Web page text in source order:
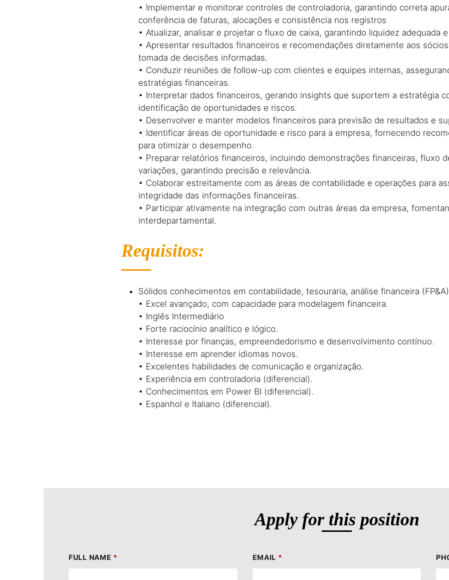
• Implementar e monitorar controles de controladoria, garantindo correta
conferência de faturas, alocações e consistência nos registros
• Atualizar, analisar e projetar o fluxo de caixa, garantindo liquidez adequada
• Apresentar resultados financeiros e recomendações diretamente aos
tomada de decisões informadas.
• Conduzir reuniões de follow-up com clientes e equipes internas,
estratégias financeiras.
• Interpretar dados financeiros, gerando insights que suportem a estratégia
identificação de oportunidades e riscos.
• Desenvolver e manter modelos financeiros para previsão de resultados e
• Identificar áreas de oportunidade e risco para a empresa, fornecendo
para otimizar o desempenho.
• Preparar relatórios financeiros, incluindo demonstrações financeiras, fluxo
variações, garantindo precisão e relevância.
• Colaborar estreitamente com as áreas de contabilidade e operações para
integridade das informações financeiras.
• Participar ativamente na integração com outras áreas da empresa,
interdepartamental.
Requisitos:
Sólidos conhecimentos em contabilidade, tesouraria, análise financeira (FP&A)
• Excel avançado, com capacidade para modelagem financeira.
• Inglês Intermediário
• Forte raciocínio analítico e lógico.
• Interesse por finanças, empreendedorismo e desenvolvimento contínuo.
• Interesse em aprender idiomas novos.
• Excelentes habilidades de comunicação e organização.
• Experiência em controladoria (diferencial).
• Conhecimentos em Power BI (diferencial).
• Espanhol e Italiano (diferencial).
Apply for this position
FULL NAME * EMAIL *